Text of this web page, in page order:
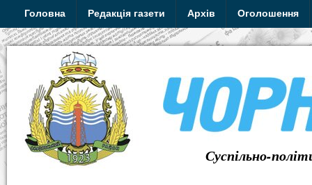
Головна Редакція газети Архів Оголошення
Суспільно-